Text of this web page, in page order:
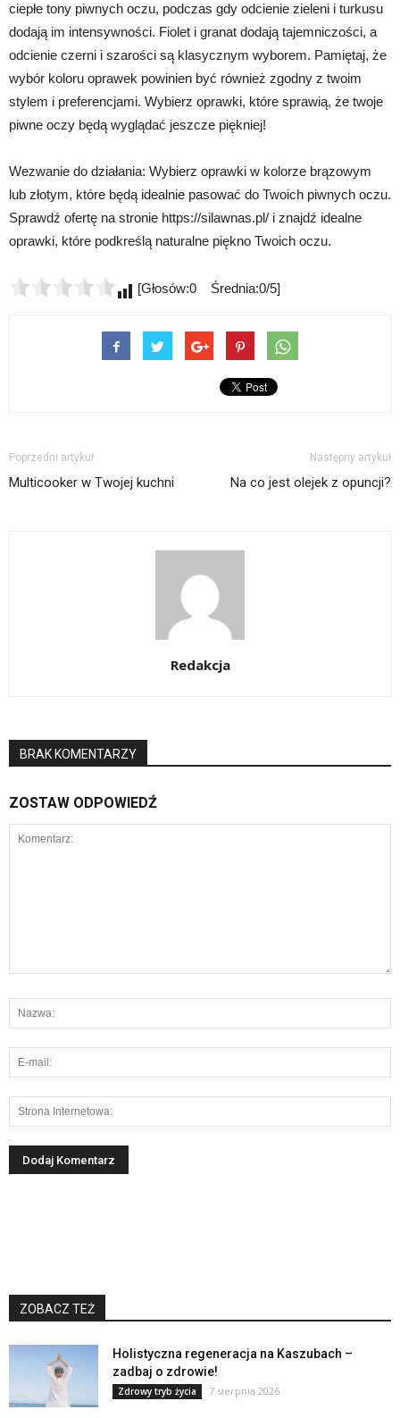
ciepłe tony piwnych oczu, podczas gdy odcienie zieleni i turkusu
dodają im intensywności. Fiolet i granat dodają tajemniczości, a
odcienie czerni i szarości są klasycznym wyborem. Pamiętaj, że
wybór koloru oprawek powinien być również zgodny z twoim
stylem i preferencjami. Wybierz oprawki, które sprawią, że twoje
piwne oczy będą wyglądać jeszcze piękniej!
Wezwanie do działania: Wybierz oprawki w kolorze brązowym
lub złotym, które będą idealnie pasować do Twoich piwnych oczu.
Sprawdź ofertę na stronie https://silawnas.pl/ i znajdź idealne
oprawki, które podkreślą naturalne piękno Twoich oczu.
[Głosów:0 Średnia:0/5]
Poprzedni artykuł
Multicooker w Twojej kuchni
Następny artykuł
Na co jest olejek z opuncji?
Redakcja
BRAK KOMENTARZY
ZOSTAW ODPOWIEDŹ
ZOBACZ TEŻ
Holistyczna regeneracja na Kaszubach –
zadbaj o zdrowie!
Zdrowy tryb życia 7 sierpnia 2026